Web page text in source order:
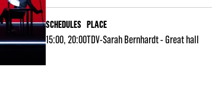
SCHEDULES
15:00, 20:00
PLACE
TDV-Sarah Bernhardt - Great hall